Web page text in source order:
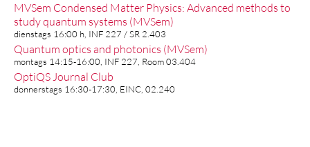
MVSem Condensed Matter Physics: Advanced methods to
study quantum systems (MVSem)
dienstags 16:00 h, INF 227 / SR 2.403
Quantum optics and photonics (MVSem)
montags 14:15-16:00, INF 227, Room 03.404
OptiQS Journal Club
donnerstags 16:30-17:30, EINC, 02.240